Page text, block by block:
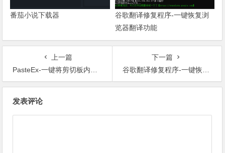
番茄小说下载器
谷歌翻译修复程序-一键恢复浏
览器翻译功能
上一篇
PasteEx-一键将剪切板内容保存为文件
下一篇
谷歌翻译修复程序-一键恢复浏览器翻译功能
发表评论